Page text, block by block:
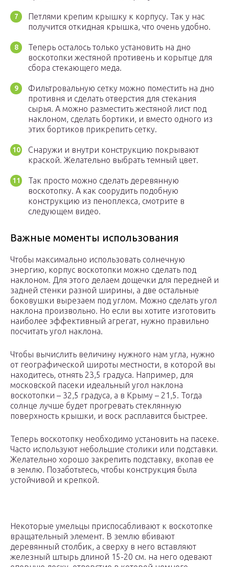
Петлями крепим крышку к корпусу. Так у нас
получится откидная крышка, что очень удобно.
Теперь осталось только установить на дно
воскотопки жестяной противень и корытце для
сбора стекающего меда.
Фильтровальную сетку можно поместить на дно
противня и сделать отверстия для стекания
сырья. А можно разместить жестяной лист под
наклоном, сделать бортики, и вместо одного из
этих бортиков прикрепить сетку.
Снаружи и внутри конструкцию покрывают
краской. Желательно выбрать темный цвет.
Так просто можно сделать деревянную
воскотопку. А как соорудить подобную
конструкцию из пеноплекса, смотрите в
следующем видео.
Важные моменты использования
Чтобы максимально использовать солнечную
энергию, корпус воскотопки можно сделать под
наклоном. Для этого делаем дощечки для передней и
задней стенки разной ширины, а две остальные
боковушки вырезаем под углом. Можно сделать угол
наклона произвольно. Но если вы хотите изготовить
наиболее эффективный агрегат, нужно правильно
посчитать угол наклона.
Чтобы вычислить величину нужного нам угла, нужно
от географической широты местности, в которой вы
находитесь, отнять 23,5 градуса. Например, для
московской пасеки идеальный угол наклона
воскотопки – 32,5 градуса, а в Крыму – 21,5. Тогда
солнце лучше будет прогревать стеклянную
поверхность крышки, и воск расплавится быстрее.
Теперь воскотопку необходимо установить на пасеке.
Часто используют небольшие столики или подставки.
Желательно хорошо закрепить подставку, вкопав ее
в землю. Позаботьтесь, чтобы конструкция была
устойчивой и крепкой.
Некоторые умельцы приспосабливают к воскотопке
вращательный элемент. В землю вбивают
деревянный столбик, а сверху в него вставляют
железный штырь длиной 15-20 см. на него одевают